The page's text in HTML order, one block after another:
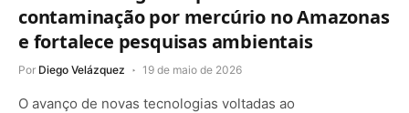
contaminação por mercúrio no Amazonas
e fortalece pesquisas ambientais
Por Diego Velázquez 19 de maio de 2026
O avanço de novas tecnologias voltadas ao